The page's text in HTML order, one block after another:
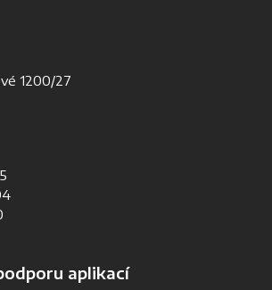
1200/27
aplikací